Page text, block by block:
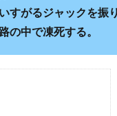
すがるジャックを振
の中で凍死する。